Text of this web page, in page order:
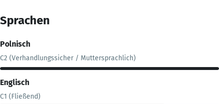
Sprachen
Polnisch
C2 (Verhandlungssicher / Muttersprachlich)
Englisch
C1 (Fließend)